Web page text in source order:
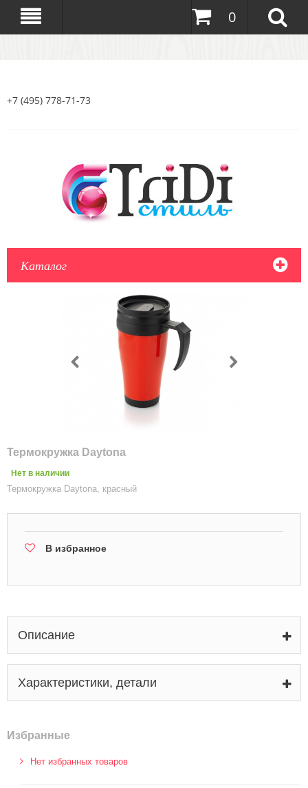
0
+7 (495) 778-71-73
Каталог
Термокружка Daytona
Нет в наличии
Термокружка Daytona, красный
В избранное
Описание
Характеристики, детали
Избранные
Нет избранных товаров